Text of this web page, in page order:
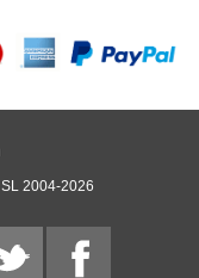
2004-2026